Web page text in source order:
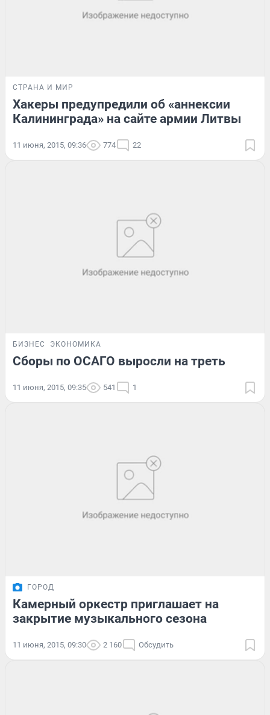
СТРАНА И МИР
Хакеры предупредили об «аннексии
Калининграда» на сайте армии Литвы
11 июня, 2015, 09:36 774 22
БИЗНЕС ЭКОНОМИКА
Сборы по ОСАГО выросли на треть
11 июня, 2015, 09:35 541 1
ГОРОД
Камерный оркестр приглашает на
закрытие музыкального сезона
11 июня, 2015, 09:30 2 160 Обсудить